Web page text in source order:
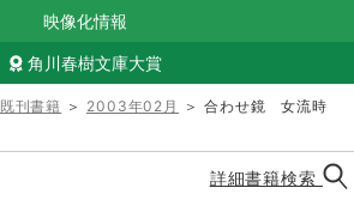
映像化情報
角川春樹文庫大賞
既刊書籍 ＞ 2003年02月
＞ 合わせ鏡 女流時
詳細書籍検索